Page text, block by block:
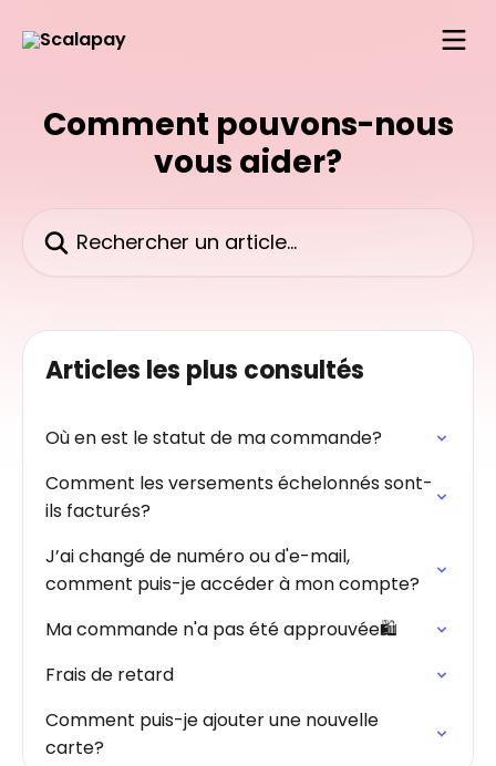
Comment pouvons-nous
vous aider?
Articles les plus consultés
Où en est le statut de ma commande?
Comment les versements échelonnés sont-
ils facturés?
J’ai changé de numéro ou d'e-mail,
comment puis-je accéder à mon compte?
Ma commande n'a pas été approuvée🛍️
Frais de retard
Comment puis-je ajouter une nouvelle
carte?